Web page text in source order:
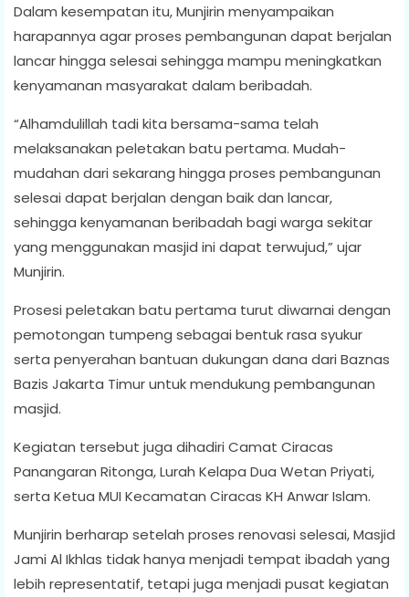
Dalam kesempatan itu, Munjirin menyampaikan
harapannya agar proses pembangunan dapat berjalan
lancar hingga selesai sehingga mampu meningkatkan
kenyamanan masyarakat dalam beribadah.
“Alhamdulillah tadi kita bersama-sama telah
melaksanakan peletakan batu pertama. Mudah-
mudahan dari sekarang hingga proses pembangunan
selesai dapat berjalan dengan baik dan lancar,
sehingga kenyamanan beribadah bagi warga sekitar
yang menggunakan masjid ini dapat terwujud,” ujar
Munjirin.
Prosesi peletakan batu pertama turut diwarnai dengan
pemotongan tumpeng sebagai bentuk rasa syukur
serta penyerahan bantuan dukungan dana dari Baznas
Bazis Jakarta Timur untuk mendukung pembangunan
masjid.
Kegiatan tersebut juga dihadiri Camat Ciracas
Panangaran Ritonga, Lurah Kelapa Dua Wetan Priyati,
serta Ketua MUI Kecamatan Ciracas KH Anwar Islam.
Munjirin berharap setelah proses renovasi selesai, Masjid
Jami Al Ikhlas tidak hanya menjadi tempat ibadah yang
lebih representatif, tetapi juga menjadi pusat kegiatan